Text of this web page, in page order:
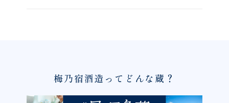
梅乃宿酒造ってどんな蔵？